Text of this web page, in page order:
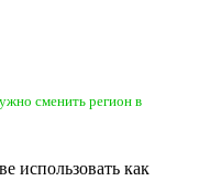
сменить регион в
использовать как